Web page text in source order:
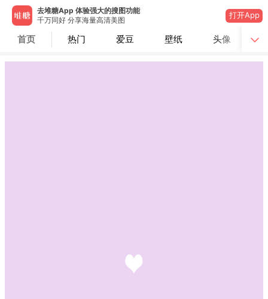
去堆糖App 体验强大的搜图功能
千万同好 分享海量高清美图
打开App
首页 热门 爱豆 壁纸 头像